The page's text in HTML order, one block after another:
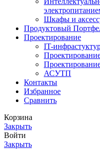
Шкафы и
Продуктовый
Проектирование
IT-
АСУТП
Контакты
Избранное
Сравнить
Корзина
Закрыть
Войти
Закрыть